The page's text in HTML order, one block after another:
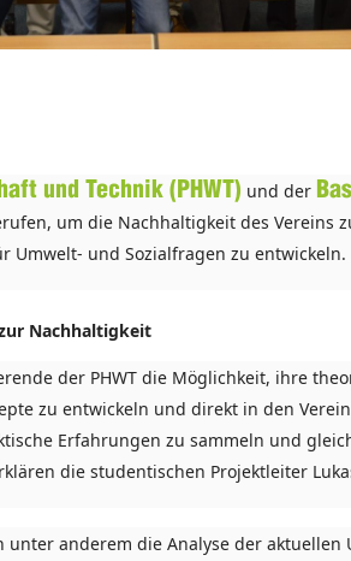
und Technik (PHWT) und der
um die Nachhaltigkeit des Vereins
Umwelt- und Sozialfragen zu entwickeln.
Nachhaltigkeit
der PHWT die Möglichkeit, ihre
zu entwickeln und direkt in den
Erfahrungen zu sammeln und
die studentischen Projektleiter
anderem die Analyse der aktuellen